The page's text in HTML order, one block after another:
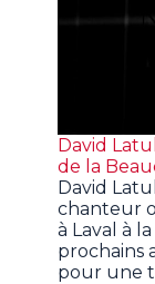
David
de la
David
chanteur
à Laval à
prochains
pour une